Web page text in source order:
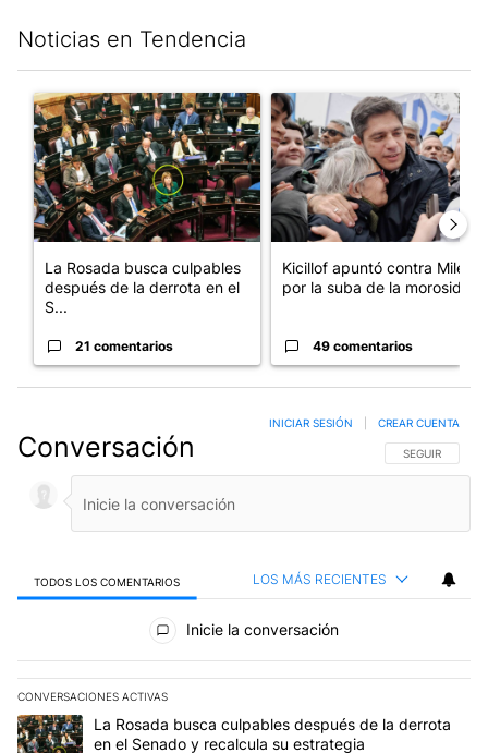
Noticias en Tendencia
Un artículo de tendencia con el título "La Rosada busca
La Rosada busca culpables
después de la derrota en el
S...
21 comentarios
Un artículo de tendencia con
Kicillof apuntó contra Milei
por la suba de la morosida...
49 comentarios
Conversación SIGA ESTA
SEGUIR
INICIAR SESIÓN CREAR CUENTA
TODOS LOS COMENTARIOS LOS MÁS RECIENTES
Todos los comentarios
Inicie la conversación
CONVERSACIONES ACTIVAS
Este listado muestra los artículos con más comentarios en los
Un artículo de tendencia con el título "La Rosada busca
La Rosada busca culpables después de la derrota
en el Senado y recalcula su estrategia